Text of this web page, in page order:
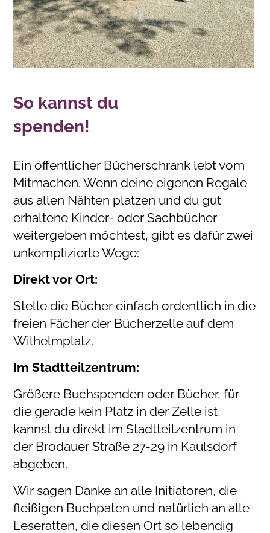
So kannst du
spenden!
Ein öffentlicher Bücherschrank lebt vom
Mitmachen. Wenn deine eigenen Regale
aus allen Nähten platzen und du gut
erhaltene Kinder- oder Sachbücher
weitergeben möchtest, gibt es dafür zwei
unkomplizierte Wege:
Direkt vor Ort:
Stelle die Bücher einfach ordentlich in die
freien Fächer der Bücherzelle auf dem
Wilhelmplatz.
Im Stadtteilzentrum:
Größere Buchspenden oder Bücher, für
die gerade kein Platz in der Zelle ist,
kannst du direkt im Stadtteilzentrum in
der Brodauer Straße 27-29 in Kaulsdorf
abgeben.
Wir sagen Danke an alle Initiatoren, die
fleißigen Buchpaten und natürlich an alle
Leseratten, die diesen Ort so lebendig